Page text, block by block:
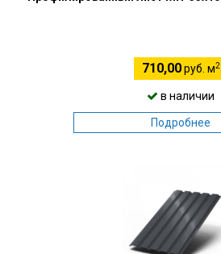
710,00руб. м2
в наличии
Подробнее